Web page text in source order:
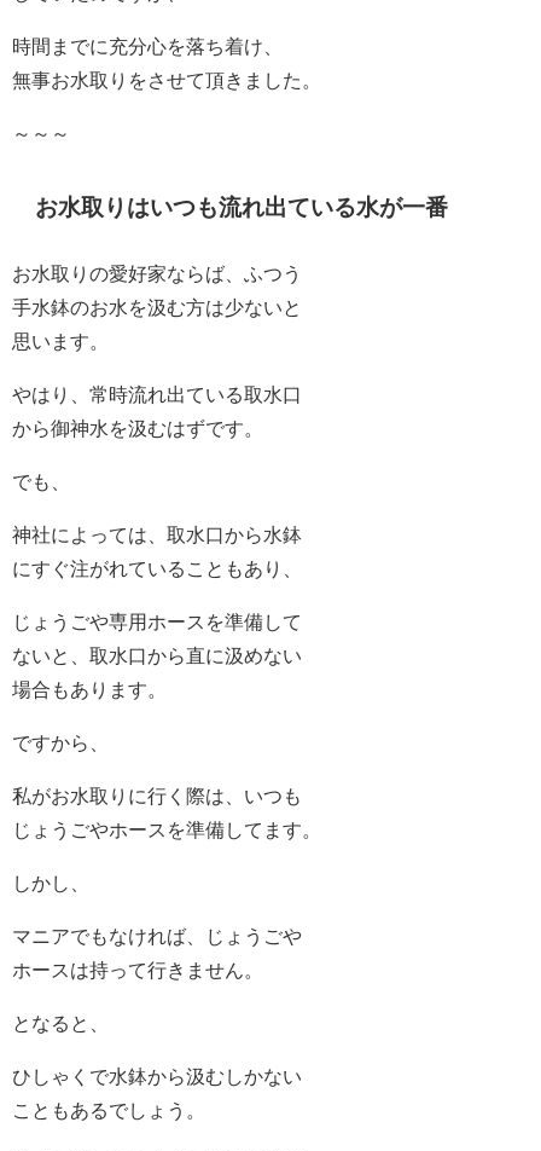
時間までに充分心を落ち着け、
無事お水取りをさせて頂きました。
～～～
お水取りはいつも流れ出ている水が一番
お水取りの愛好家ならば、ふつう
手水鉢のお水を汲む方は少ないと
思います。
やはり、常時流れ出ている取水口
から御神水を汲むはずです。
でも、
神社によっては、取水口から水鉢
にすぐ注がれていることもあり、
じょうごや専用ホースを準備して
ないと、取水口から直に汲めない
場合もあります。
ですから、
私がお水取りに行く際は、いつも
じょうごやホースを準備してます。
しかし、
マニアでもなければ、じょうごや
ホースは持って行きません。
となると、
ひしゃくで水鉢から汲むしかない
こともあるでしょう。